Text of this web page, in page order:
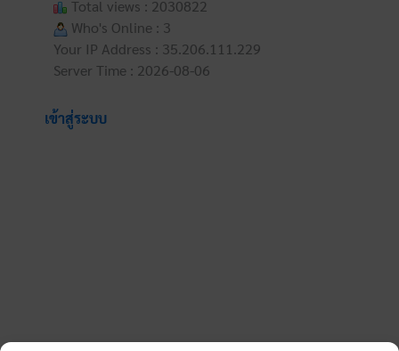
Total views : 2030822
Who's Online : 3
Your IP Address : 35.206.111.229
Server Time : 2026-08-06
เข้าสู่ระบบ